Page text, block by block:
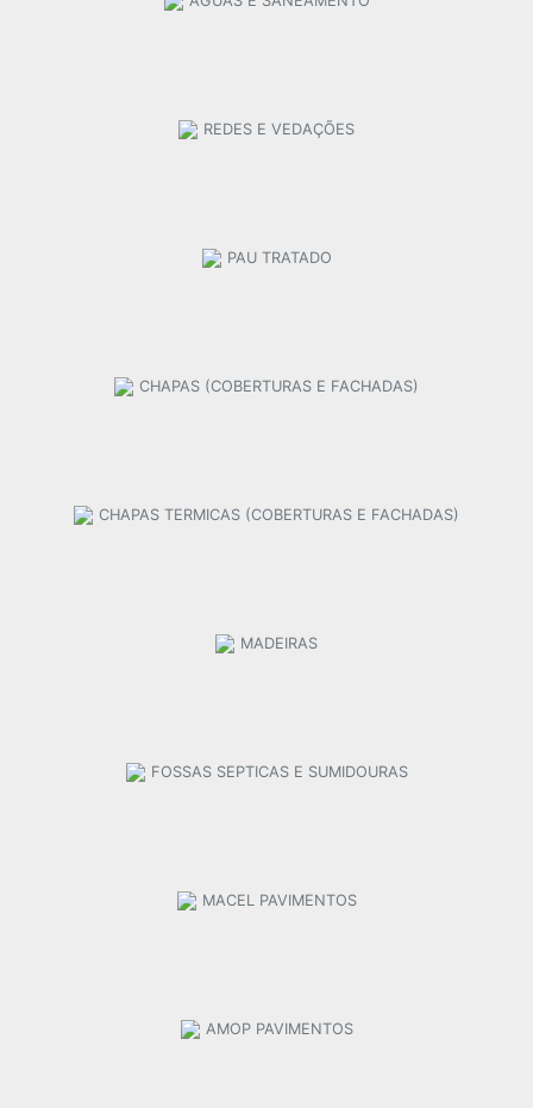
REDES E VEDAÇÕES
PAU TRATADO
CHAPAS (COBERTURAS E FACHADAS)
CHAPAS TERMICAS (COBERTURAS E FACHADAS)
MADEIRAS
FOSSAS SEPTICAS E SUMIDOURAS
MACEL PAVIMENTOS
AMOP PAVIMENTOS